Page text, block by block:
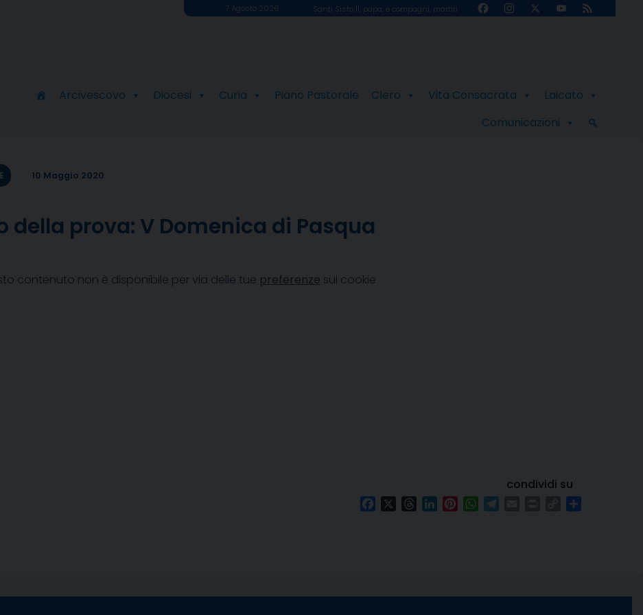
7 Agosto 2026 Santi Sisto II, papa, e compagni, martiri FacebookInstagram
X
YouTube
Feed
Arcivescovo Diocesi Curia Piano Pastorale Clero Vita Consacrata
Laicato
Comunicazioni
10 Maggio 2020
della prova: V Domenica di Pasqua
contenuto non è disponibile per via delle tue preferenze sui cookie
condividi su
FacebookThreadsLinkedInPinterestWhatsApp
Copy